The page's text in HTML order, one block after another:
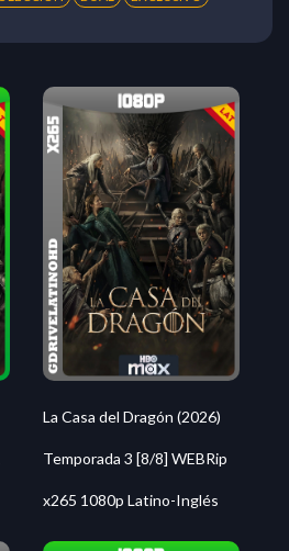
La Casa del Dragón (2026)
Temporada 3 [8/8] WEBRip
x265 1080p Latino-Inglés